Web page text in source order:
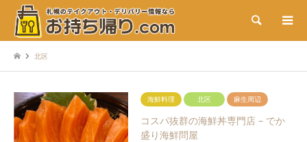
検索
北区
海鮮料理 北区 麻生周辺
コスパ抜群の海鮮丼専門店 – でか
盛り海鮮問屋